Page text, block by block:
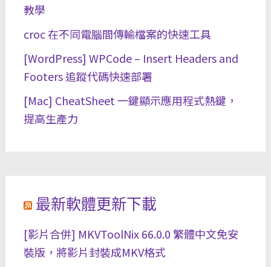
教學
croc 在不同電腦間傳輸檔案的快速工具
[WordPress] WPCode – Insert Headers and
Footers 追蹤代碼快速部署
[Mac] CheatSheet 一鍵顯示應用程式熱鍵，
提高生產力
最新軟體更新下載
[影片合併] MKVToolNix 66.0.0 繁體中文免安
裝版，將影片封裝成MKV格式